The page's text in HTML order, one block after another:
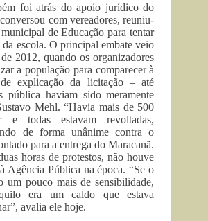
foi atrás do apoio jurídico do
com vereadores, reuniu-
de Educação para tentar
escola. O principal embate veio
2012, quando os organizadores
a população para comparecer à
explicação da licitação – até
pública haviam sido meramente
Mehl. “Havia mais de 500
e todas estavam revoltadas,
de forma unânime contra o
para a entrega do Maracanã.
horas de protestos, não houve
Agência Pública na época. “Se o
um pouco mais de sensibilidade,
era um caldo que estava
avalia ele hoje.